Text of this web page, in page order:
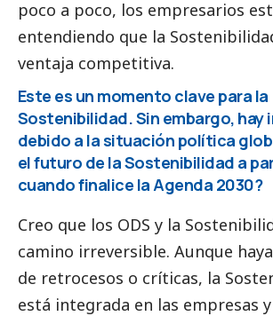
poco a poco, los empresarios
entendiendo que la
ventaja competitiva.
Este es un momento clave para la
Sostenibilidad. Sin embargo, hay
debido a la situación política
el futuro de la Sostenibilidad a
cuando finalice la Agenda 2030?
Creo que los ODS y la
camino irreversible. Aunque
de retrocesos o críticas, la
está integrada en las empresas